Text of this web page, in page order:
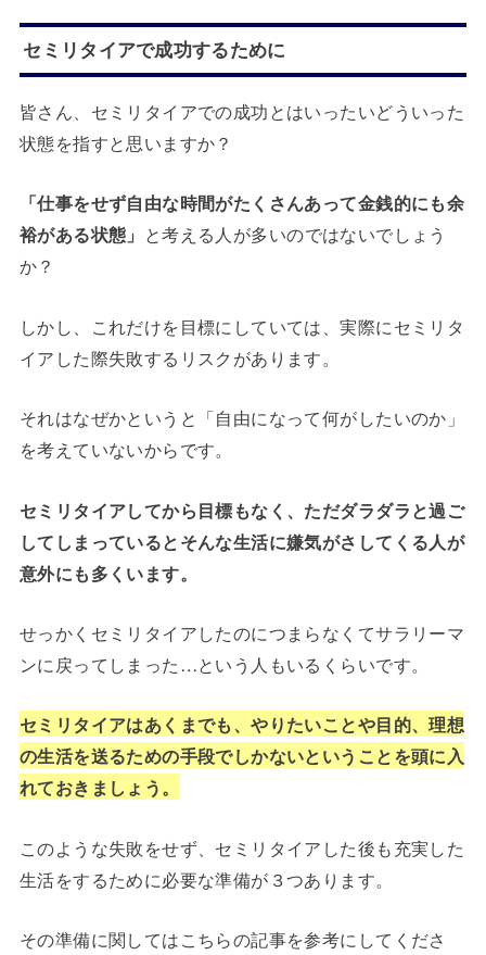
セミリタイアで成功するために
皆さん、セミリタイアでの成功とはいったいどういった
状態を指すと思いますか？
「仕事をせず自由な時間がたくさんあって金銭的にも余
裕がある状態」 と考える人が多いのではないでしょう
か？
しかし、これだけを目標にしていては、実際にセミリタ
イアした際失敗するリスクがあります。
それはなぜかというと「自由になって何がしたいのか」
を考えていないからです。
セミリタイアしてから目標もなく、ただダラダラと過ご
してしまっているとそんな生活に嫌気がさしてくる人が
意外にも多くいます。
せっかくセミリタイアしたのにつまらなくてサラリーマ
ンに戻ってしまった…という人もいるくらいです。
セミリタイアはあくまでも、やりたいことや目的、理想
の生活を送るための手段でしかないということを頭に入
れておきましょう。
このような失敗をせず、セミリタイアした後も充実した
生活をするために必要な準備が３つあります。
その準備に関してはこちらの記事を参考にしてくださ